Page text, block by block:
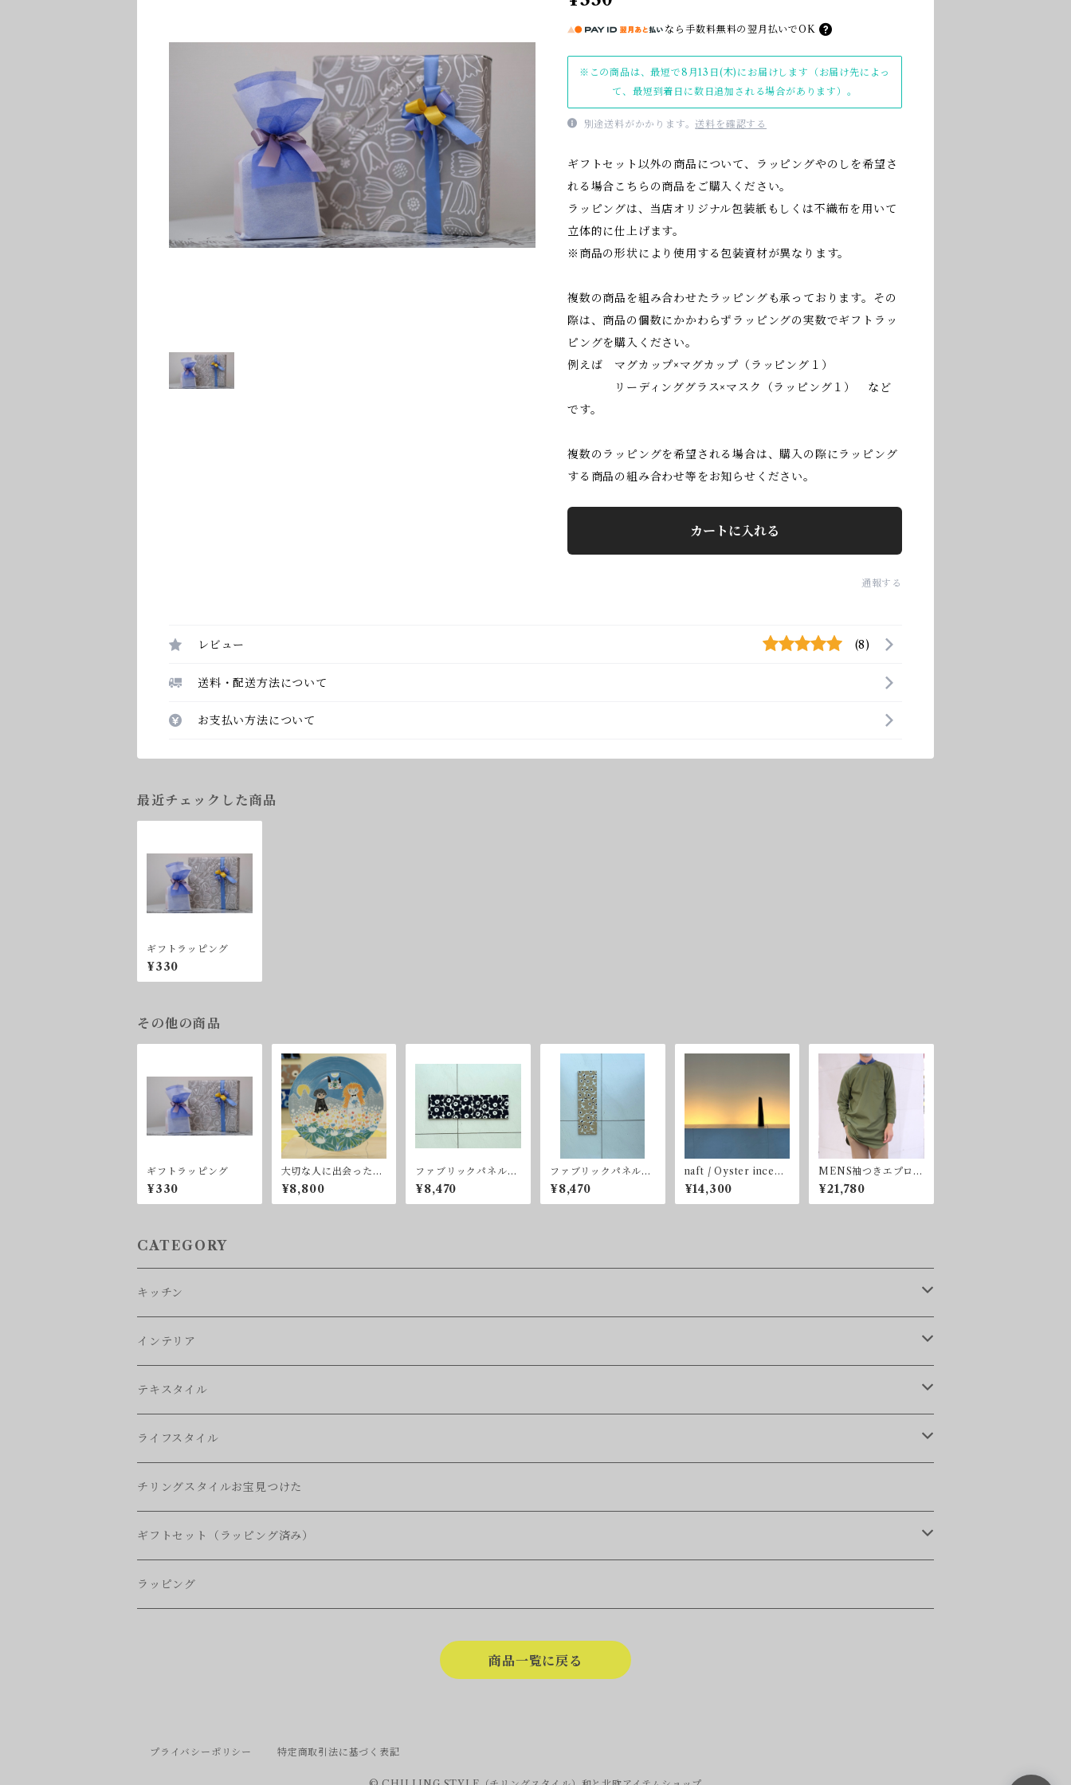
なら 手数料無料の 翌月払いでOK
※この商品は、最短で8月13日(木)にお届けします（お届け先によっ
て、最短到着日に数日追加される場合があります）。
別途送料がかかります。送料を確認する
ギフトセット以外の商品について、ラッピングやのしを希望さ
れる場合こちらの商品をご購入ください。
ラッピングは、当店オリジナル包装紙もしくは不織布を用いて
立体的に仕上げます。
※商品の形状により使用する包装資材が異なります。
複数の商品を組み合わせたラッピングも承っております。その
際は、商品の個数にかかわらずラッピングの実数でギフトラッ
ピングを購入ください。
例えば マグカップ×マグカップ（ラッピング１）
リーディンググラス×マスク（ラッピング１） など
です。
複数のラッピングを希望される場合は、購入の際にラッピング
する商品の組み合わせ等をお知らせください。
カートに入れる
通報する
レビュー (8)
送料・配送方法について
お支払い方法について
最近チェックした商品
ギフトラッピング
¥330
その他の商品
ギフトラッピング
¥330
大切な人に出会った
ら。ARABIA / MOO
MIN SERVING PLA
TE 30㎝ friendship
¥8,800
ファブリックパネル
［marimekko,mimi u
nikko（ウニッコ）/ケ
シの花］ブラック＆ホ
¥8,470
ファブリックパネル
［marimekko,mimi u
nikko（ウニッコ）/ケ
シの花］ベージュ×ネ
¥8,470
naft / Oyster incens
e（香炉）
¥14,300
MENS袖つきエプロン
(割烹着)
¥21,780
CATEGORY
キッチン
食器
キッチンツール
インテリア
ブランケット
シングル
ハーフ
収納
ファブリックパネル
クッション
テキスタイル
ファッション
バッグ
ポーチ
ライフスタイル
タオル
ウオレット
エプロン
チリングスタイルお宝見つけた
ギフトセット（ラッピング済み）
生活を豊かにする贈りもの
ラッピング
商品一覧に戻る
プライバシーポリシー 特定商取引法に基づく表記